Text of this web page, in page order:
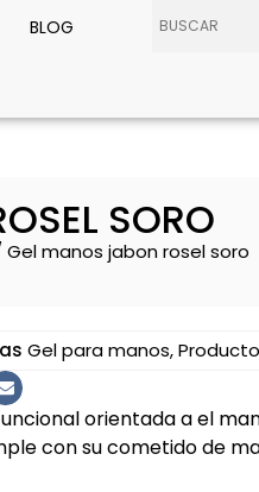
BLOG
SORO
Gel manos jabon rosel soro
Gel para manos,
orientada a el
con su cometido de